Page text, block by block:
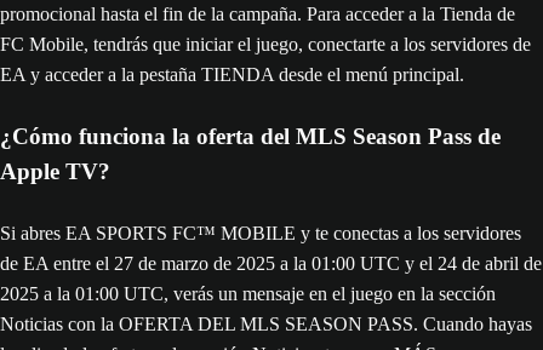
promocional hasta el fin de la campaña. Para acceder a la Tienda de
FC Mobile, tendrás que iniciar el juego, conectarte a los servidores de
EA y acceder a la pestaña TIENDA desde el menú principal.
¿Cómo funciona la oferta del MLS Season Pass de
Apple TV?
Si abres EA SPORTS FC™ MOBILE y te conectas a los servidores
de EA entre el 27 de marzo de 2025 a la 01:00 UTC y el 24 de abril de
2025 a la 01:00 UTC, verás un mensaje en el juego en la sección
Noticias con la OFERTA DEL MLS SEASON PASS. Cuando hayas